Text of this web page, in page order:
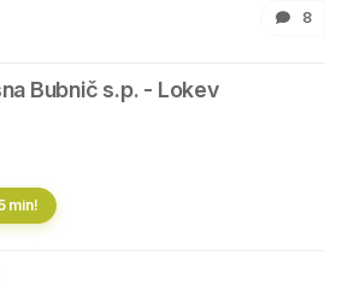
8
Bubnič s.p. - Lokev
min!